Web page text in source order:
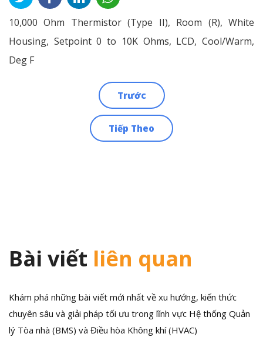
10,000 Ohm Thermistor (Type II), Room (R), White
Housing, Setpoint 0 to 10K Ohms, LCD, Cool/Warm,
Deg F
Trước
Tiếp Theo
Bài viết liên quan
Khám phá những bài viết mới nhất về xu hướng, kiến thức
chuyên sâu và giải pháp tối ưu trong lĩnh vực Hệ thống Quản
lý Tòa nhà (BMS) và Điều hòa Không khí (HVAC)